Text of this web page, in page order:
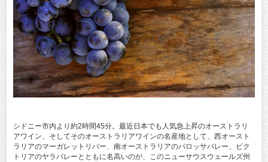
シドニー市内より約2時間45分。最近日本でも人気急上昇のオーストラリ
アワイン、そしてそのオーストラリアワインの名産地として、西オースト
ラリアのマーガレットリバー、南オーストラリアのバロッサバレー、ビク
トリアのヤラバレーとともに名高いのが、このニューサウスウェールズ州